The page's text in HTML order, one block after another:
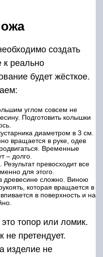
создать
к реально
будет жёсткое.
углом совсем не
Подготовить колышки
диаметром в 3 см.
вращается в руке, одев
Временные
– долго.
превосходит все
для этого.
древесине сложно. Виною
которая вращается в
в поверхность и на
топор или ломик.
не претендует.
изделие не